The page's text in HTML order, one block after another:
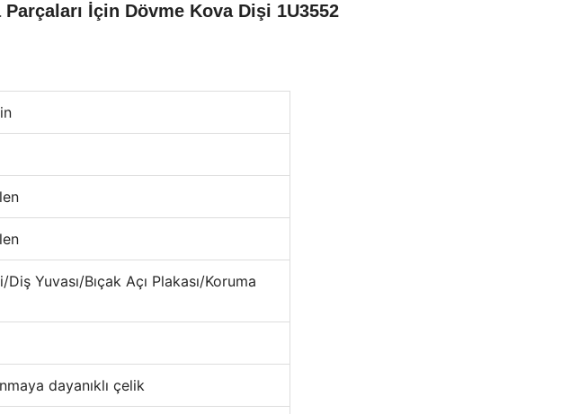
İçin Dövme Kova Dişi 1U3552
Yuvası/Bıçak Açı Plakası/Koruma
dayanıklı çelik